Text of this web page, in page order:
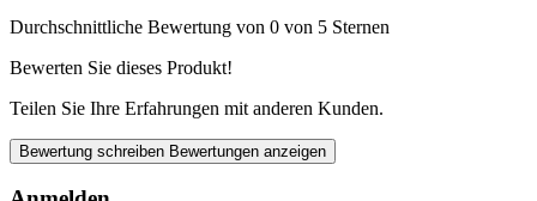
Durchschnittliche Bewertung von 0 von 5 Sternen
Bewerten Sie dieses Produkt!
Teilen Sie Ihre Erfahrungen mit anderen Kunden.
Bewertung schreiben Bewertungen anzeigen